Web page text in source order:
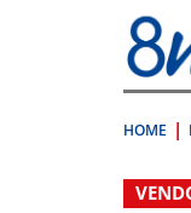
a:
HOME
.